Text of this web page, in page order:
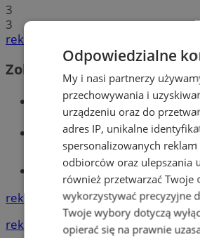
3
3
reklama
Zobacz również
Wiadomości
Wiadomości lokalne
Tworzenie stron
reklama
reklama
Odpowiedzialne
My i nasi partnerzy
przechowywania i
urządzeniu oraz do
adres IP, unikalne
spersonalizowanych
odbiorców oraz ulepszania
również przetwarzać Twoje
wykorzystywać precyzyjne
Twoje wybory dotyczą
opierać się na prawnie